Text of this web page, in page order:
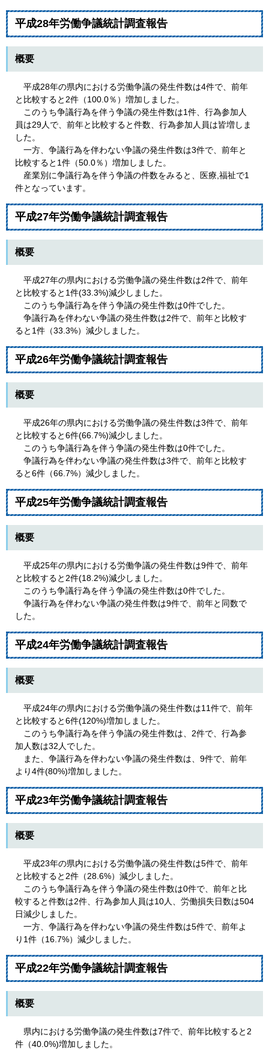
平成28年労働争議統計調査報告
概要
平成28年の県内における労働争議の発生件数は4件で、前年
と比較すると2件（100.0％）増加しました。
このうち争議行為を伴う争議の発生件数は1件、行為参加人
員は29人で、前年と比較すると件数、行為参加人員は皆増しま
した。
一方、争議行為を伴わない争議の発生件数は3件で、前年と
比較すると1件（50.0％）増加しました。
産業別に争議行為を伴う争議の件数をみると、医療,福祉で1
件となっています。
平成27年労働争議統計調査報告
概要
平成27年の県内における労働争議の発生件数は2件で、前年
と比較すると1件(33.3%)減少しました。
このうち争議行為を伴う争議の発生件数は0件でした。
争議行為を伴わない争議の発生件数は2件で、前年と比較す
ると1件（33.3%）減少しました。
平成26年労働争議統計調査報告
概要
平成26年の県内における労働争議の発生件数は3件で、前年
と比較すると6件(66.7%)減少しました。
このうち争議行為を伴う争議の発生件数は0件でした。
争議行為を伴わない争議の発生件数は3件で、前年と比較す
ると6件（66.7%）減少しました。
平成25年労働争議統計調査報告
概要
平成25年の県内における労働争議の発生件数は9件で、前年
と比較すると2件(18.2%)減少しました。
このうち争議行為を伴う争議の発生件数は0件でした。
争議行為を伴わない争議の発生件数は9件で、前年と同数で
した。
平成24年労働争議統計調査報告
概要
平成24年の県内における労働争議の発生件数は11件で、前年
と比較すると6件(120%)増加しました。
このうち争議行為を伴う争議の発生件数は、2件で、行為参
加人数は32人でした。
また、争議行為を伴わない争議の発生件数は、9件で、前年
より4件(80%)増加しました。
平成23年労働争議統計調査報告
概要
平成23年の県内における労働争議の発生件数は5件で、前年
と比較すると2件（28.6%）減少しました。
このうち争議行為を伴う争議の発生件数は0件で、前年と比
較すると件数は2件、行為参加人員は10人、労働損失日数は504
日減少しました。
一方、争議行為を伴わない争議の発生件数は5件で、前年よ
り1件（16.7%）減少しました。
平成22年労働争議統計調査報告
概要
県内における労働争議の発生件数は7件で、前年比較すると2
件（40.0%)増加しました。